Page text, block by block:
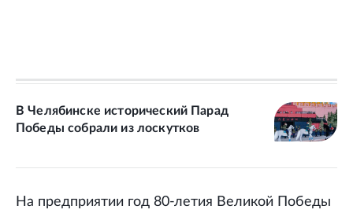
В Челябинске исторический Парад
Победы собрали из лоскутков
На предприятии год 80-летия Великой Победы